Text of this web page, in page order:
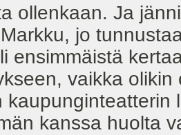
ollenkaan. Ja
jo
ensimmäistä
vaikka
kaupunginteatterin
kanssa huolta